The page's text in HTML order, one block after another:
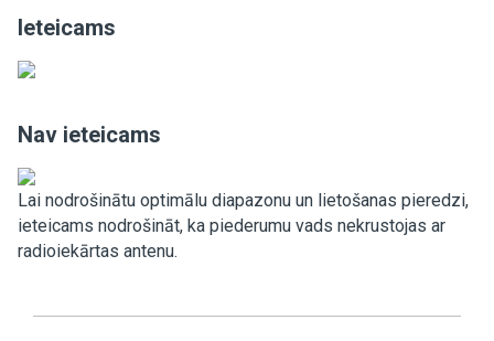
Ieteicams
Nav ieteicams
Lai nodrošinātu optimālu diapazonu un lietošanas pieredzi,
ieteicams nodrošināt, ka piederumu vads nekrustojas ar
radioiekārtas antenu.